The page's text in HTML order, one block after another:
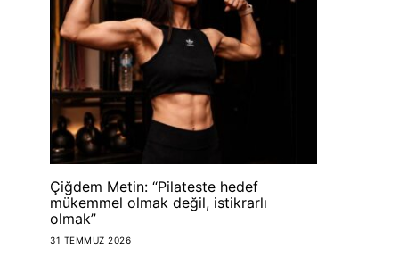
Çiğdem Metin: “Pilateste hedef
mükemmel olmak değil, istikrarlı
olmak”
31 TEMMUZ 2026